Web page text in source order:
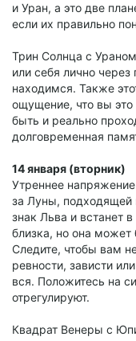
и Уран, а это две
если их правильно
Трин Солнца с
или себя лично
находимся. Также
ощущение, что вы
быть и реально
долговременная
14 января (вторник)
Утреннее
за Луны, подходящей
знак Льва и встанет
близка, но она может
Следите, чтобы вам
ревности, зависти
вся. Положитесь на
отрегулируют.
Квадрат Венеры с